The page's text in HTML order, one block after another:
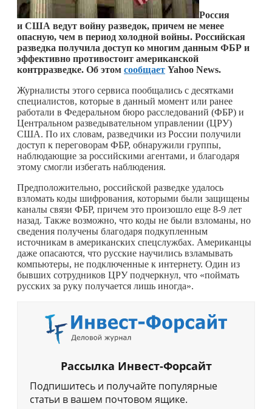
Россия
и США ведут войну разведок, причем не менее
опасную, чем в период холодной войны. Российская
разведка получила доступ ко многим данным ФБР и
эффективно противостоит американской
контрразведке. Об этом сообщает Yahoo News.
Журналисты этого сервиса пообщались с десятками
специалистов, которые в данный момент или ранее
работали в Федеральном бюро расследований (ФБР) и
Центральном разведывательном управлении (ЦРУ)
США. По их словам, разведчики из России получили
доступ к переговорам ФБР, обнаружили группы,
наблюдающие за российскими агентами, и благодаря
этому смогли избегать наблюдения.
Предположительно, российской разведке удалось
взломать коды шифрования, которыми были защищены
каналы связи ФБР, причем это произошло еще 8-9 лет
назад. Также возможно, что коды не были взломаны, но
сведения получены благодаря подкупленным
источникам в американских спецслужбах. Американцы
даже опасаются, что русские научились взламывать
компьютеры, не подключенные к интернету. Один из
бывших сотрудников ЦРУ подчеркнул, что «поймать
русских за руку получается лишь иногда».
Рассылка Инвест-Форсайт
Подпишитесь и получайте популярные
статьи в вашем почтовом ящике.